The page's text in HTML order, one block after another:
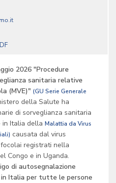
2026 "Procedure
sanitaria relative
(MVE)" (GU Serie Generale
della Salute ha
di sorveglianza sanitaria
in Italia della Malattia da Virus
causata dal virus
registrati nella
Congo e in Uganda.
di autosegnalazione
Italia per tutte le persone